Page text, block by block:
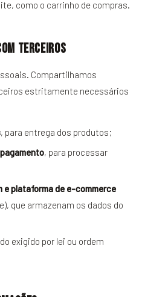
como o carrinho de compras.
terceiros
Compartilhamos
estritamente necessários
, para entrega dos produtos;
, para processar
e plataforma de e-commerce
que armazenam os dados do
exigido por lei ou ordem